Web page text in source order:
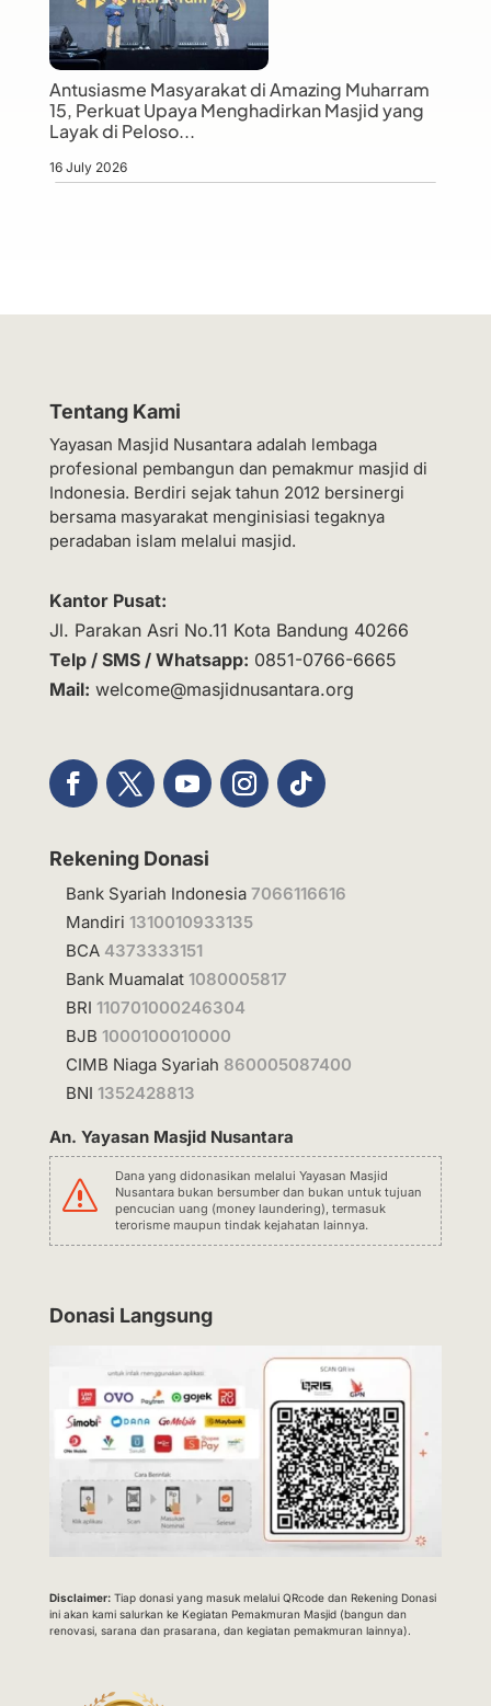
Antusiasme Masyarakat di Amazing Muharram
15, Perkuat Upaya Menghadirkan Masjid yang
Layak di Peloso...
16 July 2026
Tentang Kami
Yayasan Masjid Nusantara adalah lembaga
profesional pembangun dan pemakmur masjid di
Indonesia. Berdiri sejak tahun 2012 bersinergi
bersama masyarakat menginisiasi tegaknya
peradaban islam melalui masjid.
Kantor Pusat:
Jl. Parakan Asri No.11 Kota Bandung 40266
Telp / SMS / Whatsapp: 0851-0766-6665
Mail: welcome@masjidnusantara.org
Rekening Donasi
Bank Syariah Indonesia 7066116616
Mandiri 1310010933135
BCA 4373333151
Bank Muamalat 1080005817
BRI 110701000246304
BJB 1000100010000
CIMB Niaga Syariah 860005087400
BNI 1352428813
An. Yayasan Masjid Nusantara
s
Dana yang didonasikan melalui Yayasan Masjid
Nusantara bukan bersumber dan bukan untuk tujuan
pencucian uang (money laundering), termasuk
terorisme maupun tindak kejahatan lainnya.
Donasi Langsung
Disclaimer:Tiap donasi yang masuk melalui QRcode dan Rekening Donasi
ini akan kami salurkan ke Kegiatan Pemakmuran Masjid (bangun dan
renovasi, sarana dan prasarana, dan kegiatan pemakmuran lainnya).